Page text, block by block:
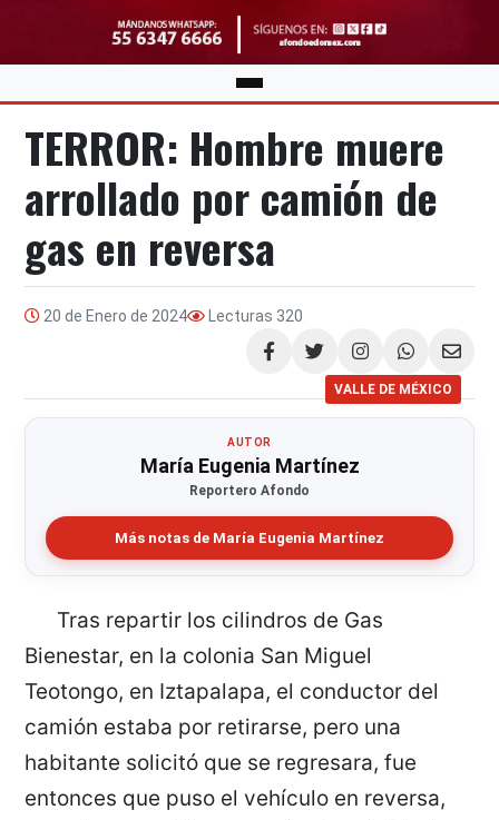
TERROR: Hombre muere
arrollado por camión de
gas en reversa
20 de Enero de 2024 Lecturas 320
Compartir
VALLE DE MÉXICO
AUTOR
María Eugenia Martínez
Reportero Afondo
Más notas de María Eugenia Martínez
Tras repartir los cilindros de Gas
Bienestar, en la colonia San Miguel
Teotongo, en Iztapalapa, el conductor del
camión estaba por retirarse, pero una
habitante solicitó que se regresara, fue
entonces que puso el vehículo en reversa,